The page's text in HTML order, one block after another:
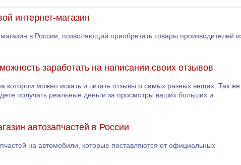
интернет-магазин
в России, позволяющий приобретать товары производителей
заработать на написании своих отзывов
котором можно искать и читать отзывы о самых разных вещах. Так же
получать реальные деньги за просмотры ваших больших и
автозапчастей в России
на автомобили, которые поставляются от официальных